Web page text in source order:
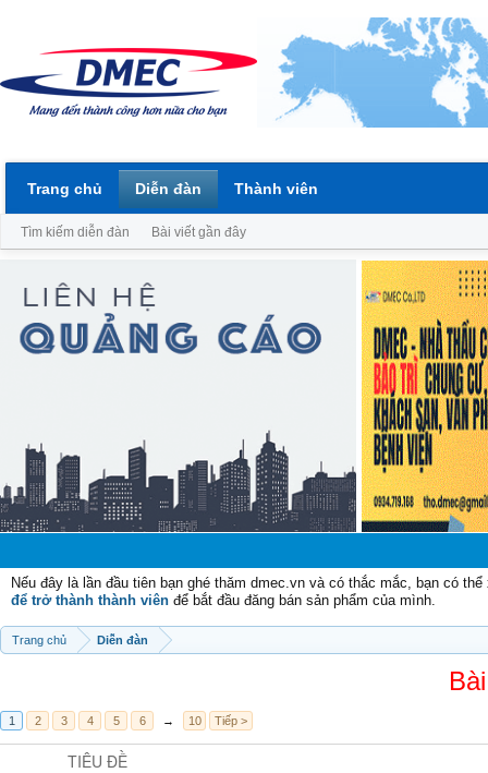
Nếu đây là lần đầu tiên bạn ghé thăm dmec.vn và có thắc mắc, bạn có
để trở thành thành viên để bắt đầu đăng bán sản phẩm của mình.
Trang chủ Diễn đàn
1 2 3 4 5 6 → 10 Tiếp >
TIÊU ĐỀ
Trang chủ Diễn đàn
Tìm kiếm diễn đàn Bài viết gần đây
Thành viên